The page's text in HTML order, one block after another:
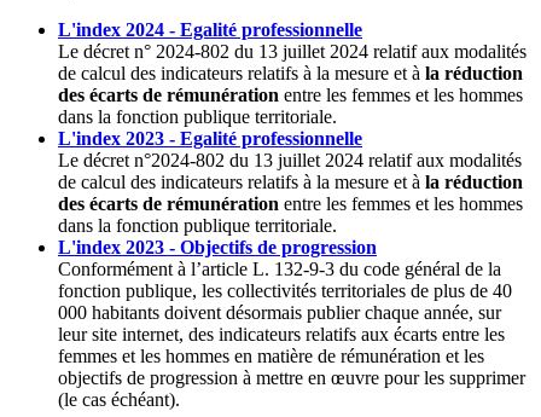
L'index 2024 - Egalité professionnelle
Le décret n° 2024-802 du 13 juillet 2024 relatif aux modalités
de calcul des indicateurs relatifs à la mesure et à la réduction
des écarts de rémunération entre les femmes et les hommes
dans la fonction publique territoriale.
L'index 2023 - Egalité professionnelle
Le décret n°2024-802 du 13 juillet 2024 relatif aux modalités
de calcul des indicateurs relatifs à la mesure et à la réduction
des écarts de rémunération entre les femmes et les hommes
dans la fonction publique territoriale.
L'index 2023 - Objectifs de progression
Conformément à l’article L. 132-9-3 du code général de la
fonction publique, les collectivités territoriales de plus de 40
000 habitants doivent désormais publier chaque année, sur
leur site internet, des indicateurs relatifs aux écarts entre les
femmes et les hommes en matière de rémunération et les
objectifs de progression à mettre en œuvre pour les supprimer
(le cas échéant).